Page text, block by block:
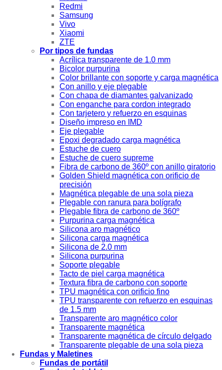
Redmi
Samsung
Vivo
Xiaomi
ZTE
Por tipos de fundas
Acrílica transparente de 1.0 mm
Bicolor purpurina
Color brillante con soporte y carga magnética
Con anillo y eje plegable
Con chapa de diamantes galvanizado
Con enganche para cordon integrado
Con tarjetero y refuerzo en esquinas
Diseño impreso en IMD
Eje plegable
Epoxi degradado carga magnética
Estuche de cuero
Estuche de cuero supreme
Fibra de carbono de 360º con anillo giratorio
Golden Shield magnética con orificio de
precisión
Magnética plegable de una sola pieza
Plegable con ranura para bolígrafo
Plegable fibra de carbono de 360º
Purpurina carga magnética
Silicona aro magnético
Silicona carga magnética
Silicona de 2.0 mm
Silicona purpurina
Soporte plegable
Tacto de piel carga magnética
Textura fibra de carbono con soporte
TPU magnética con orificio fino
TPU transparente con refuerzo en esquinas
de 1.5 mm
Transparente aro magnético color
Transparente magnética
Transparente magnética de círculo delgado
Transparente plegable de una sola pieza
Fundas y Maletines
Fundas de portátil